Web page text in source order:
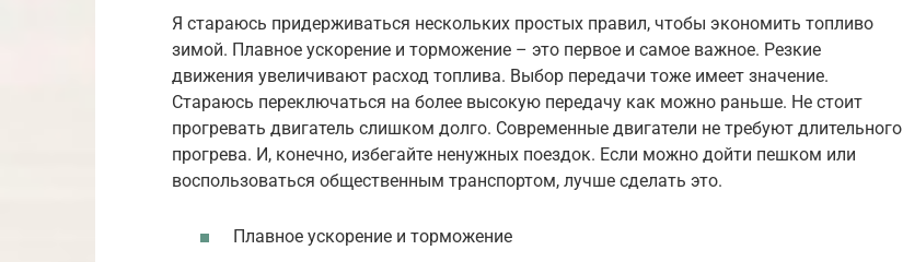
Я стараюсь придерживаться нескольких простых правил, чтобы экономить топливо
зимой. Плавное ускорение и торможение – это первое и самое важное. Резкие
движения увеличивают расход топлива. Выбор передачи тоже имеет значение.
Стараюсь переключаться на более высокую передачу как можно раньше. Не стоит
прогревать двигатель слишком долго. Современные двигатели не требуют длительного
прогрева. И, конечно, избегайте ненужных поездок. Если можно дойти пешком или
воспользоваться общественным транспортом, лучше сделать это.
Плавное ускорение и торможение